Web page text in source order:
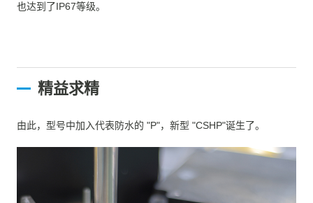
也达到了IP67等级。
精益求精
由此，型号中加入代表防水的 "P"，新型 "CSHP"诞生了。